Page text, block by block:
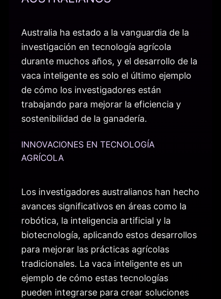
Australia ha estado a la vanguardia de la
investigación en tecnología agrícola
durante muchos años, y el desarrollo de la
vaca inteligente es solo el último ejemplo
de cómo los investigadores están
trabajando para mejorar la eficiencia y
sostenibilidad de la ganadería.
INNOVACIONES EN TECNOLOGÍA
AGRÍCOLA
Los investigadores australianos han hecho
avances significativos en áreas como la
robótica, la inteligencia artificial y la
biotecnología, aplicando estos desarrollos
para mejorar las prácticas agrícolas
tradicionales. La vaca inteligente es un
ejemplo de cómo estas tecnologías
pueden integrarse para crear soluciones